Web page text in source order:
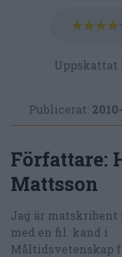
Uppskattat
Publicerat:
Författare:
Mattsson
Jag är matskribent
med en fil. kand i
Måltidsvetenskap